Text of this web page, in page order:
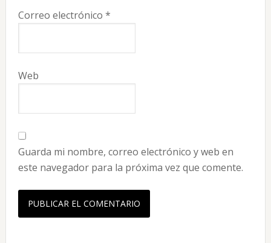
Correo electrónico *
Web
Guarda mi nombre, correo electrónico y web en
este navegador para la próxima vez que comente.